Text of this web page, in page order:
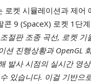
켓 시뮬레이션과 제어
9 (SpaceX) 로켓 1단
절판 조종 곡선, 로켓
진행상황과 OpenGL
발사 시점의 실시간 영
있습니다. 이걸 기반으